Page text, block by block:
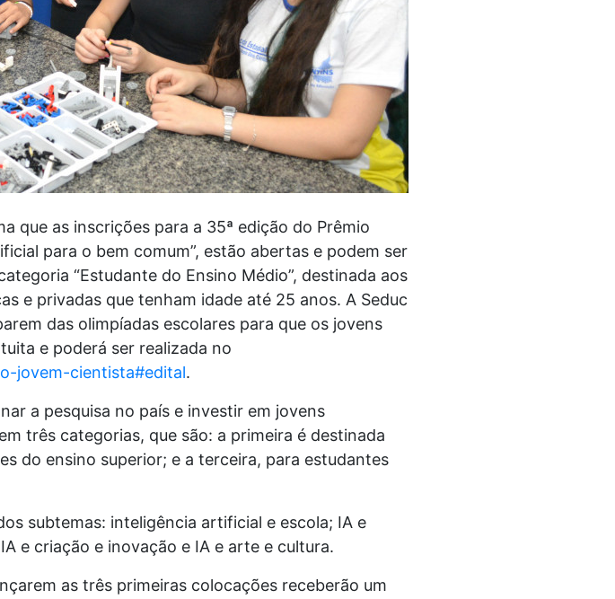
que as inscrições para a 35ª edição do Prêmio
para o bem comum”, estão abertas e podem ser
“Estudante do Ensino Médio”, destinada aos
e privadas que tenham idade até 25 anos. A Seduc
das olimpíadas escolares para que os jovens
e poderá ser realizada no
jovem-cientista#edital.
a pesquisa no país e investir em jovens
três categorias, que são: a primeira é destinada
do ensino superior; e a terceira, para estudantes
subtemas: inteligência artificial e escola; IA e
e criação e inovação e IA e arte e cultura.
as três primeiras colocações receberão um